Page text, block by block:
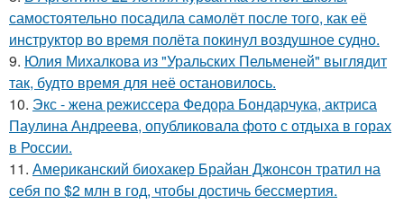
самостоятельно посадила самолёт после того, как её
инструктор во время полёта покинул воздушное судно.
9. Юлия Михалкова из "Уральских Пельменей" выглядит
так, будто время для неё остановилось.
10. Экс - жена режиссера Федора Бондарчука, актриса
Паулина Андреева, опубликовала фото с отдыха в горах
в России.
11. Американский биохакер Брайан Джонсон тратил на
себя по $2 млн в год, чтобы достичь бессмертия.